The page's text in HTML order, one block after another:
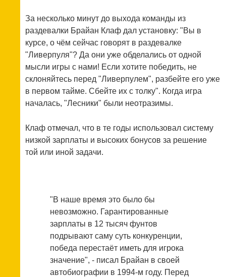
За несколько минут до выхода команды из
раздевалки Брайан Клаф дал установку: "Вы в
курсе, о чём сейчас говорят в раздевалке
"Ливерпуля"? Да они уже обделались от одной
мысли игры с нами! Если хотите победить, не
склоняйтесь перед "Ливерпулем", разбейте его уже
в первом тайме. Сбейте их с толку". Когда игра
началась, "Лесники" были неотразимы.
Клаф отмечал, что в те годы использовал систему
низкой зарплаты и высоких бонусов за решение
той или иной задачи.
"В наше время это было бы
невозможно. Гарантированные
зарплаты в 12 тысяч фунтов
подрывают саму суть конкуренции,
победа перестаёт иметь для игрока
значение", - писал Брайан в своей
автобиографии в 1994-м году. Перед